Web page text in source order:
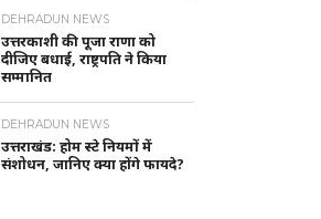
DEHRADUN NEWS
उत्तरकाशी की पूजा राणा को
दीजिए बधाई, राष्ट्रपति ने किया
सम्मानित
DEHRADUN NEWS
उत्तराखंड: होम स्टे नियमों में
संशोधन, जानिए क्या होंगे फायदे?